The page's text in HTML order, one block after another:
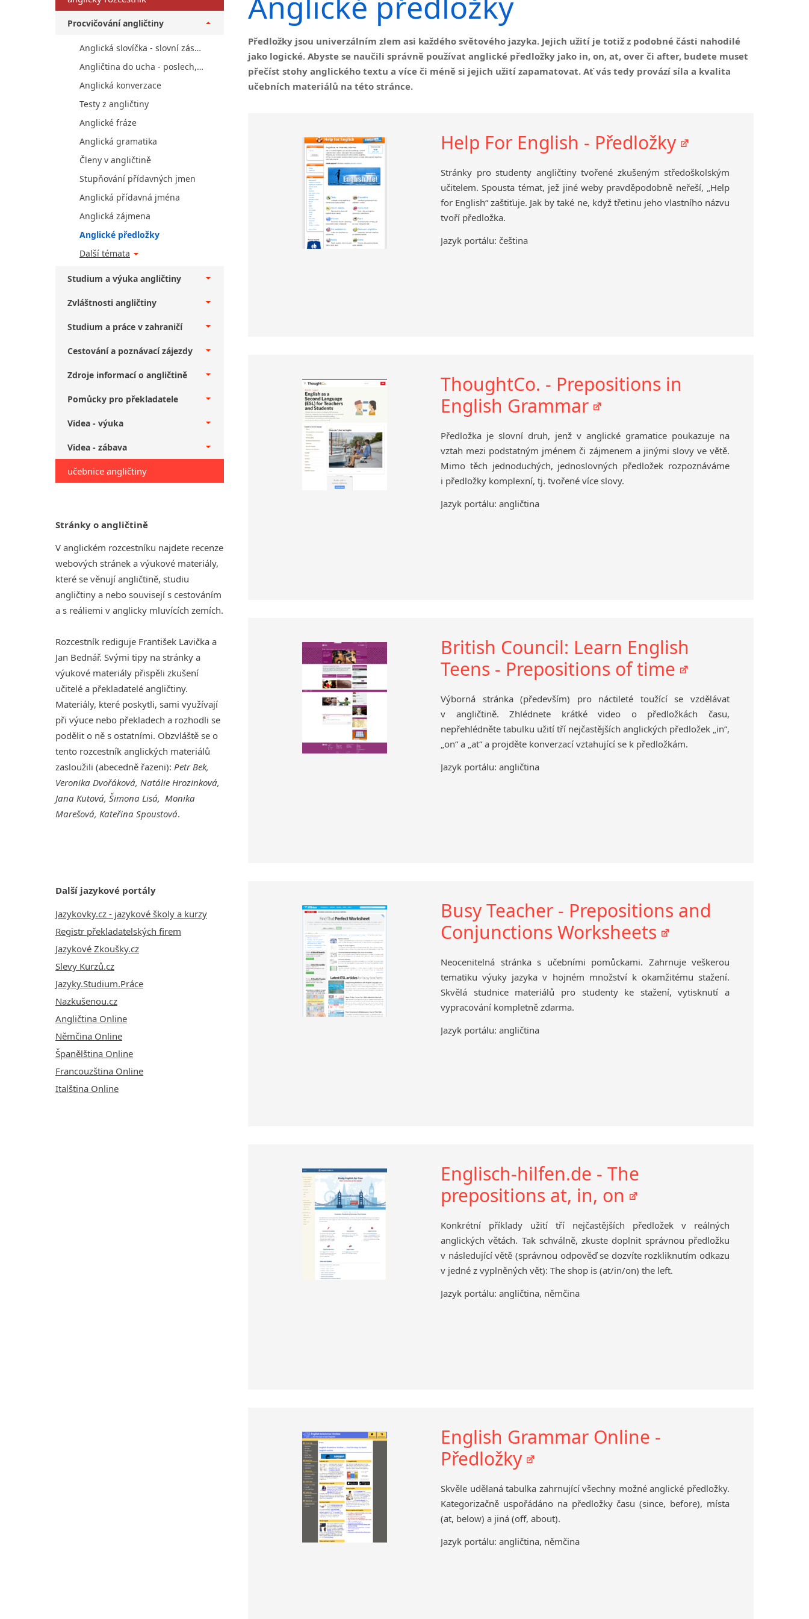
Procvičování angličtiny
Anglická slovíčka - slovní zásoba
Angličtina do ucha - poslech, audio, MP3 a video
Anglická konverzace
Testy z angličtiny
Anglické fráze
Anglická gramatika
Členy v angličtině
Stupňování přídavných jmen
Anglická přídavná jména
Anglická zájmena
Anglické předložky
Další témata
Studium a výuka angličtiny
Zvláštnosti angličtiny
Studium a práce v zahraničí
Cestování a poznávací zájezdy
Zdroje informací o angličtině
Pomůcky pro překladatele
Videa - výuka
Videa - zábava
učebnice angličtiny
Stránky o angličtině
V anglickém rozcestníku najdete recenze
webových stránek a výukové materiály,
které se věnují angličtině, studiu
angličtiny a nebo souvisejí s cestováním
a s reáliemi v anglicky mluvících zemích.
Rozcestník rediguje František Lavička a
Jan Bednář. Svými tipy na stránky a
výukové materiály přispěli zkušení
učitelé a překladatelé angličtiny.
Materiály, které poskytli, sami využívají
při výuce nebo překladech a rozhodli se
podělit o ně s ostatními. Obzvláště se o
tento rozcestník anglických materiálů
zasloužili (abecedně řazeni): Petr Bek,
Veronika Dvořáková, Natálie Hrozinková,
Jana Kutová, Šimona Lisá, Monika
Marešová, Kateřina Spoustová.
Další jazykové portály
Jazykovky.cz - jazykové školy a kurzy
Registr překladatelských firem
Jazykové Zkoušky.cz
Slevy Kurzů.cz
Jazyky.Studium.Práce
Nazkušenou.cz
Angličtina Online
Němčina Online
Španělština Online
Francouzština Online
Italština Online
Trpný rod v angličtině
Anglické časy
Podmínkové věty v angličtině
Nepřímá řeč
Angličtina pro samouky
Angličtina pro seniory
Obchodní angličtina
Předložky jsou univerzálním zlem asi každého světového jazyka. Jejich užití je totiž z podobné části nahodilé
jako logické. Abyste se naučili správně používat anglické předložky jako in, on, at, over či after, budete muset
přečíst stohy anglického textu a více či méně si jejich užití zapamatovat. Ať vás tedy provází síla a kvalita
učebních materiálů na této stránce.
Help For English - Předložky
Stránky pro studenty angličtiny tvořené zkušeným středoškolským
učitelem. Spousta témat, jež jiné weby pravděpodobně neřeší, „Help
for English“ zaštiťuje. Jak by také ne, když třetinu jeho vlastního názvu
tvoří předložka.
Jazyk portálu: čeština
ThoughtCo. - Prepositions in
English Grammar
Předložka je slovní druh, jenž v anglické gramatice poukazuje na
vztah mezi podstatným jménem či zájmenem a jinými slovy ve větě.
Mimo těch jednoduchých, jednoslovných předložek rozpoznáváme
i předložky komplexní, tj. tvořené více slovy.
Jazyk portálu: angličtina
British Council: Learn English
Teens - Prepositions of time
Výborná stránka (především) pro náctileté toužící se vzdělávat
v angličtině. Zhlédnete krátké video o předložkách času,
nepřehlédněte tabulku užití tří nejčastějších anglických předložek „in“,
„on“ a „at“ a projděte konverzací vztahující se k předložkám.
Jazyk portálu: angličtina
Busy Teacher - Prepositions and
Conjunctions Worksheets
Neocenitelná stránka s učebními pomůckami. Zahrnuje veškerou
tematiku výuky jazyka v hojném množství k okamžitému stažení.
Skvělá studnice materiálů pro studenty ke stažení, vytisknutí a
vypracování kompletně zdarma.
Jazyk portálu: angličtina
Englisch-hilfen.de - The
prepositions at, in, on
Konkrétní příklady užití tří nejčastějších předložek v reálných
anglických větách. Tak schválně, zkuste doplnit správnou předložku
v následující větě (správnou odpověď se dozvíte rozkliknutím odkazu
v jedné z vyplněných vět): The shop is (at/in/on) the left.
Jazyk portálu: angličtina, němčina
English Grammar Online -
Předložky
Skvěle udělaná tabulka zahrnující všechny možné anglické předložky.
Kategorizačně uspořádáno na předložky času (since, before), místa
(at, below) a jiná (off, about).
Jazyk portálu: angličtina, němčina